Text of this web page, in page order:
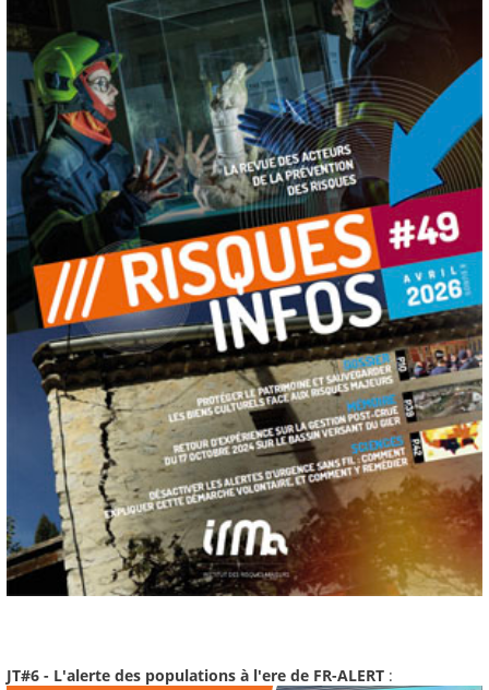
JT#6 - L'alerte des populations à l'ere de FR-ALERT :